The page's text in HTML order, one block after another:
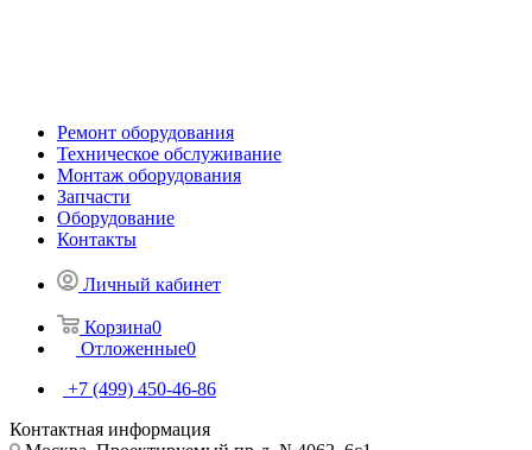
Ремонт оборудования
Техническое обслуживание
Монтаж оборудования
Запчасти
Оборудование
Контакты
Личный кабинет
Корзина0
Отложенные0
+7 (499) 450-46-86
Контактная информация